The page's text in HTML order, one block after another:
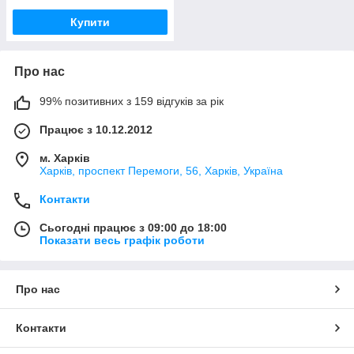
Купити
Про нас
99% позитивних з 159 відгуків за рік
Працює з 10.12.2012
м. Харків
Харків, проспект Перемоги, 56, Харків, Україна
Контакти
Сьогодні працює з 09:00 до 18:00
Показати весь графік роботи
Про нас
Контакти